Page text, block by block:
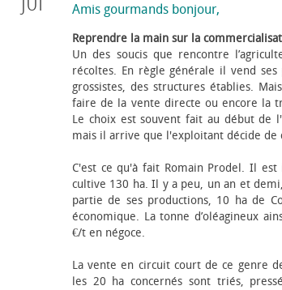
Amis gourmands bonjour,
Reprendre la main sur la
Un des soucis que rencontre
récoltes. En règle générale il vend
grossistes, des structures établies.
faire de la vente directe ou encore la
Le choix est souvent fait au début de
mais il arrive que l'exploitant décide de
C'est ce qu'à fait Romain Prodel. Il
cultive 130 ha. Il y a peu, un an et
partie de ses productions, 10 ha de
économique. La tonne d’oléagineux
€/t en négoce.
La vente en circuit court de ce genre
les 20 ha concernés sont triés,